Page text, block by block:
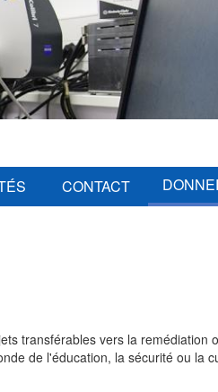
CONTACT
transférables vers la remédiation
de l'éducation, la sécurité ou la